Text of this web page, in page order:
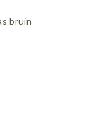
bruin